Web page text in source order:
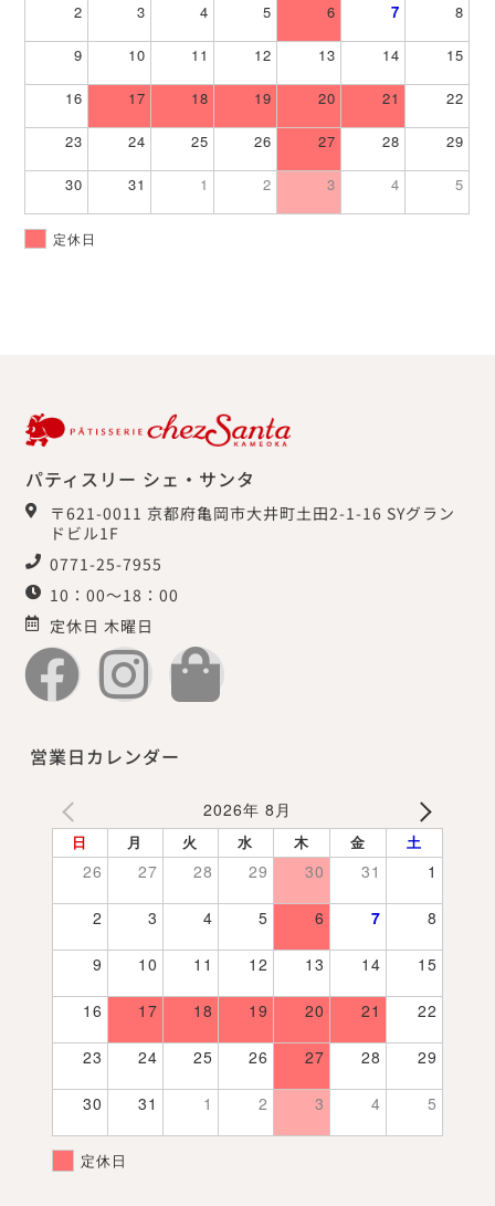
2 3 4 5 6 7 8
9 10 11 12 13 14 15
16 17 18 19 20 21 22
23 24 25 26 27 28 29
30 31 1 2 3 4 5
定休日
パティスリー シェ・サンタ
〒621-0011 京都府亀岡市大井町土田2-1-16 SYグラン
ドビル1F
0771-25-7955
10：00～18：00
定休日 木曜日
営業日カレンダー
2026年 8月
日 月 火 水 木 金 土
26 27 28 29 30 31 1
2 3 4 5 6 7 8
9 10 11 12 13 14 15
16 17 18 19 20 21 22
23 24 25 26 27 28 29
30 31 1 2 3 4 5
定休日